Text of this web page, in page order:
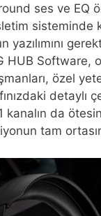
ses ve EQ
sisteminde
yazılımını
HUB Software,
özel
detaylı
kanalın da
tam